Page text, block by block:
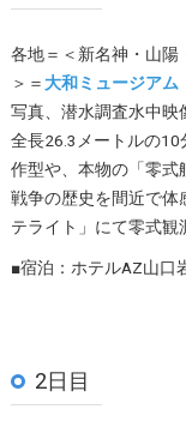
各地＝＜新名神・山陽
＞＝ 大和ミュージアム
写真、潜水調査水中映
全長26.3メートルの
作型や、本物の「零式
戦争の歴史を間近で体
テライト」にて零式観
■宿泊：ホテルAZ山口
2日目